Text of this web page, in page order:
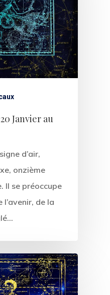
Janvier au
d’air,
onzième
Il se préoccupe
l’avenir, de la